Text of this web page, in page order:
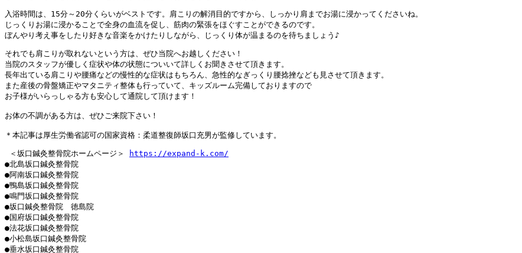
入浴時間は、15分～20分くらいがベストです。肩こりの解消目的ですから、しっかり肩までお湯に浸かってくださいね。
じっくりお湯に浸かることで全身の血流を促し、筋肉の緊張をほぐすことができるのです。
ぼんやり考え事をしたり好きな音楽をかけたりしながら、じっくり体が温まるのを待ちましょう♪
それでも肩こりが取れないという方は、ぜひ当院へお越しください！
当院のスタッフが優しく症状や体の状態についいて詳しくお聞きさせて頂きます。
長年出ている肩こりや腰痛などの慢性的な症状はもちろん、急性的なぎっくり腰捻挫なども見させて頂きます。
また産後の骨盤矯正やマタニティ整体も行っていて、キッズルーム完備しておりますので
お子様がいらっしゃる方も安心して通院して頂けます！
お体の不調がある方は、ぜひご来院下さい！
＜坂口鍼灸整骨院ホームページ＞
https://expand-k.com/
●北島坂口鍼灸整骨院
●阿南坂口鍼灸整骨院
●鴨島坂口鍼灸整骨院
●鳴門坂口鍼灸整骨院
●坂口鍼灸整骨院　徳島院
●国府坂口鍼灸整骨院
●法花坂口鍼灸整骨院
●小松島坂口鍼灸整骨院
●垂水坂口鍼灸整骨院